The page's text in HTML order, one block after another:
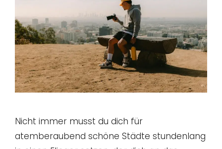
Nicht immer musst du dich für
atemberaubend schöne Städte stundenlang